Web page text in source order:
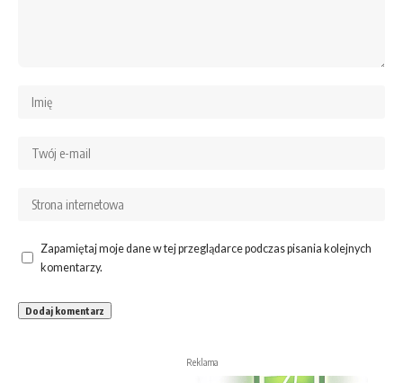
Zapamiętaj moje dane w tej przeglądarce podczas pisania kolejnych
komentarzy.
Reklama